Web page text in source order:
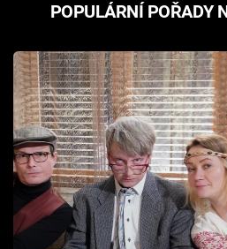
POPULÁRNÍ POŘADY